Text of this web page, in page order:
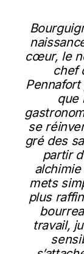
cœur, le
chef
que
se
gré des
partir
mets
plus
travail,